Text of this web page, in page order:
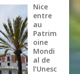
Nice
entre
au
Patrim
oine
Mondi
al de
l’Unesc